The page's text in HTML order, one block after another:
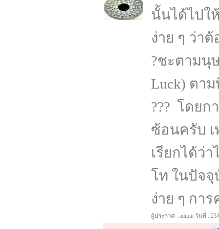
นั้นได้ไปใ
ง่าย ๆ ว่า
?ชะตามนุ
Luck) ตา
??? โดย
ซ้อนครับ เ
เรียกได้ว่
โท ในปัจจุ
ง่าย ๆ กา
ผู้ประกาศ : admin วันที่ : 23/